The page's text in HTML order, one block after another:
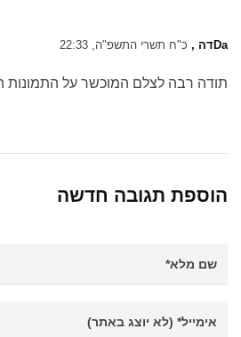
Daדה , כ"ח תשרי התשפ"ה, 22:33
תודה רבה לצלם המוכשר על התמונות
הוספת תגובה חדשה